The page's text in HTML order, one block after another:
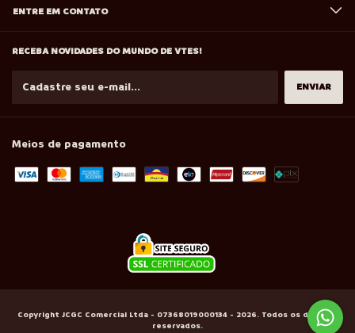
ENTRE EM CONTATO
RECEBA NOVIDADES DO MUNDO DE VTES!
Meios de pagamento
Copyright JCGC Comercial Ltda - 07368019000134 - 2026. Todos os direitos
reservados.